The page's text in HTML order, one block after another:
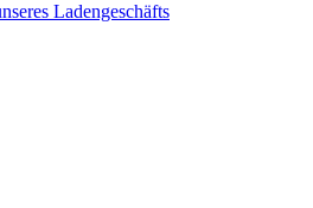
Ladengeschäfts